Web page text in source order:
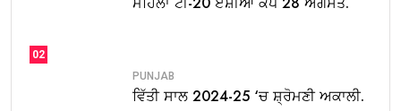
02
PUNJAB
ਵਿੱਤੀ ਸਾਲ 2024-25 ‘ਚ ਸ਼੍ਰੋਮਣੀ ਅਕਾਲੀ.